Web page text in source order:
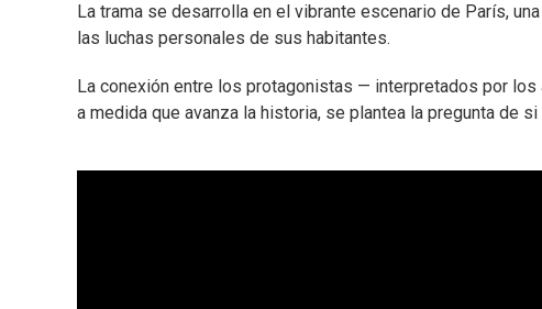
La trama se desarrolla en el vibrante escenario de París,
las luchas personales de sus habitantes.
La conexión entre los protagonistas — interpretados por los
a medida que avanza la historia, se plantea la pregunta de